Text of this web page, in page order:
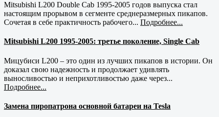
Mitsubishi L200 Double Cab 1995-2005 годов выпуска стал
настоящим прорывом в сегменте среднеразмерных пикапов.
Сочетая в себе практичность рабочего... Подробнее...
Mitsubishi L200 1995-2005: третье поколение, Single Cab
Мицубиси L200 – это один из лучших пикапов в истории. Он
доказал свою надежность и продолжает удивлять
выносливостью и неприхотливостью даже через...
Подробнее...
Замена пиропатрона основной батареи на Tesla